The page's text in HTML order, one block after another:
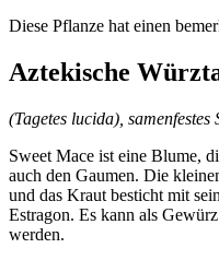
Diese Pflanze hat einen
Aztekische
(Tagetes lucida), samenfestes
Sweet Mace ist eine Blume,
auch den Gaumen. Die
und das Kraut besticht mit
Estragon. Es kann als
werden.